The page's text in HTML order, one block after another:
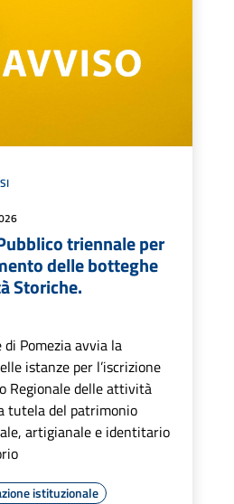
triennale per
delle botteghe
Storiche.
di Pomezia avvia la
istanze per l’iscrizione
Regionale delle attività
tutela del patrimonio
artigianale e identitario
istituzionale